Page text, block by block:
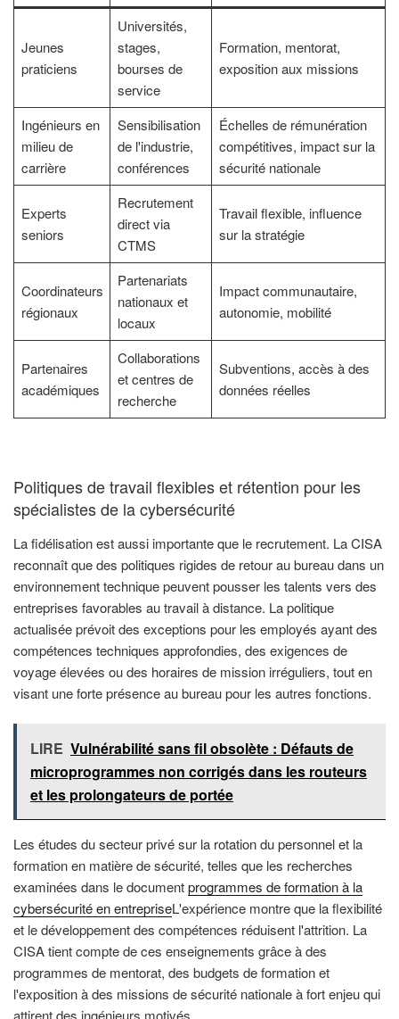
Jeunes
praticiens
Universités,
stages,
bourses de
service
Formation, mentorat,
exposition aux missions
Ingénieurs en
milieu de
carrière
Sensibilisation
de l'industrie,
conférences
Échelles de rémunération
compétitives, impact sur la
sécurité nationale
Experts
seniors
Recrutement
direct via
CTMS
Travail flexible, influence
sur la stratégie
Coordinateurs
régionaux
Partenariats
nationaux et
locaux
Impact communautaire,
autonomie, mobilité
Partenaires
académiques
Collaborations
et centres de
recherche
Subventions, accès à des
données réelles
Politiques de travail flexibles et rétention pour les
spécialistes de la cybersécurité
La fidélisation est aussi importante que le recrutement. La CISA
reconnaît que des politiques rigides de retour au bureau dans un
environnement technique peuvent pousser les talents vers des
entreprises favorables au travail à distance. La politique
actualisée prévoit des exceptions pour les employés ayant des
compétences techniques approfondies, des exigences de
voyage élevées ou des horaires de mission irréguliers, tout en
visant une forte présence au bureau pour les autres fonctions.
LIRE Vulnérabilité sans fil obsolète : Défauts de
microprogrammes non corrigés dans les routeurs
et les prolongateurs de portée
Les études du secteur privé sur la rotation du personnel et la
formation en matière de sécurité, telles que les recherches
examinées dans le documentprogrammes de formation à la
cybersécurité en entrepriseL'expérience montre que la flexibilité
et le développement des compétences réduisent l'attrition. La
CISA tient compte de ces enseignements grâce à des
programmes de mentorat, des budgets de formation et
l'exposition à des missions de sécurité nationale à fort enjeu qui